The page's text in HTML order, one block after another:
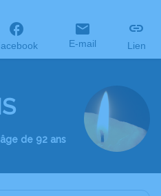
E-mail Lien
de 92 ans